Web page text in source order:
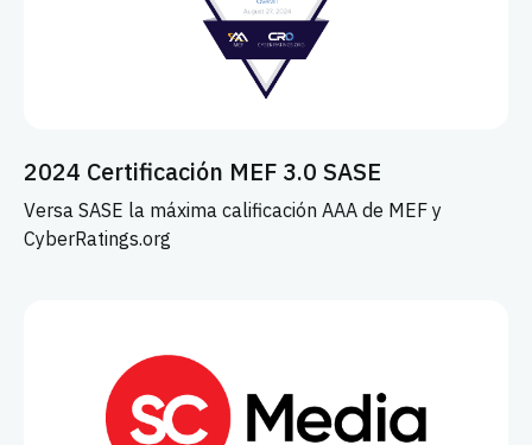
2024 Certificación MEF 3.0 SASE
Versa SASE la máxima calificación AAA de MEF y
CyberRatings.org